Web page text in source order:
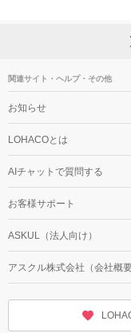
関連サイト・ヘルプ・その他
お知らせ
LOHACOとは
AIチャットで質問する
お客様サポート
ASKUL（法人向け）
アスクル株式会社（会社概要